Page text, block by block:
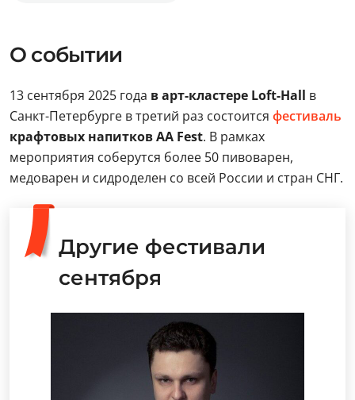
О событии
13 сентября 2025 года в арт-кластере Loft-Hall в
Санкт-Петербурге в третий раз состоится фестиваль
крафтовых напитков АА Fest. В рамках
мероприятия соберутся более 50 пивоварен,
медоварен и сидроделен со всей России и стран СНГ.
Другие фестивали
сентября